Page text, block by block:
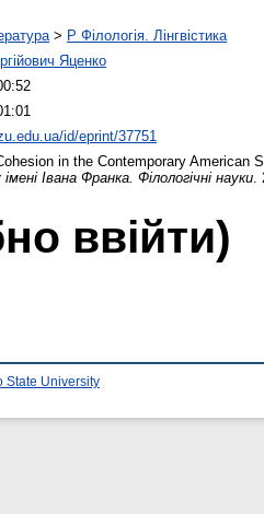
> P Філологія. Лінгвістика
Яценко
id/eprint/37751
in the Contemporary American
Івана Франка. Філологічні науки
ввійти)
State University